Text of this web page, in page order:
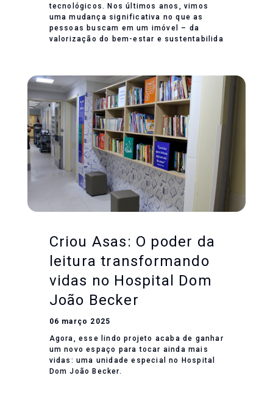
tecnológicos. Nos últimos anos, vimos
uma mudança significativa no que as
pessoas buscam em um imóvel – da
valorização do bem-estar e sustentabilida
Criou Asas: O poder da
leitura transformando
vidas no Hospital Dom
João Becker
06 março 2025
Agora, esse lindo projeto acaba de ganhar
um novo espaço para tocar ainda mais
vidas: uma unidade especial no Hospital
Dom João Becker.